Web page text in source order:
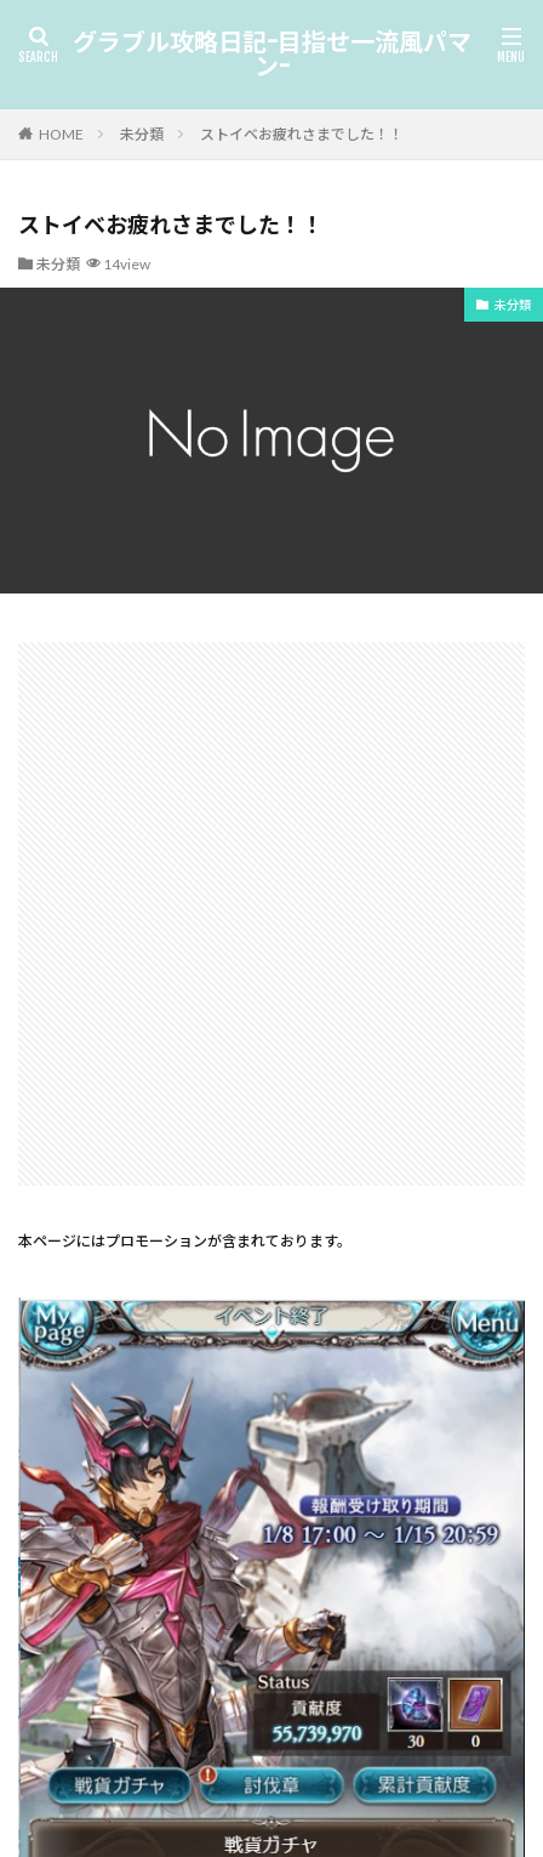
グラブル攻略日記-目指せ一流風パマ
ン-
HOME 未分類 ストイベお疲れさまでした！！
ストイベお疲れさまでした！！
未分類 14view
未分類
本ページにはプロモーションが含まれております。